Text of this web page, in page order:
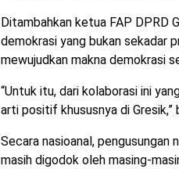
Ditambahkan ketua FAP DPRD
demokrasi yang bukan sekadar
mewujudkan makna demokrasi
“Untuk itu, dari kolaborasi ini
arti positif khususnya di Gresik,”
Secara nasioanal, pengusungan
masih digodok oleh masing-